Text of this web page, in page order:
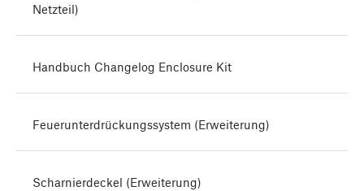
Netzteil)
Handbuch Changelog Enclosure Kit
Feuerunterdrückungssystem (Erweiterung)
Scharnierdeckel (Erweiterung)